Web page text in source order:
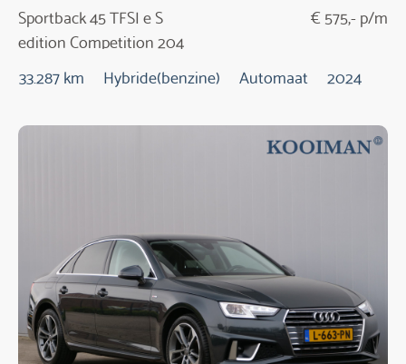
Sportback 45 TFSI e S
edition Competition 204
Pk Automaat
€ 575,- p/m
33.287 km Hybride(benzine) Automaat 2024